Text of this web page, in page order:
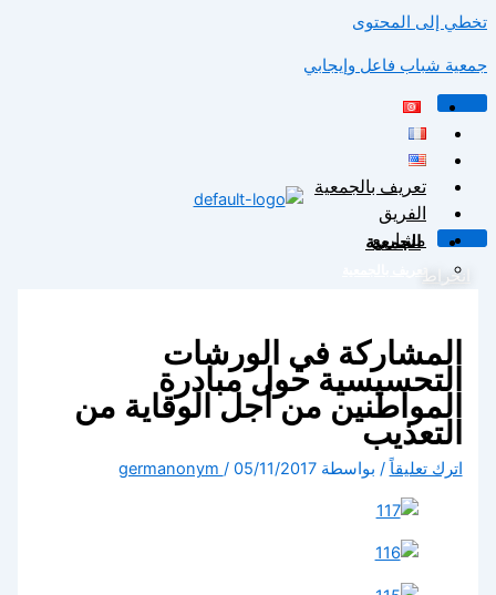
تخطي إلى المحتوى
جمعية شباب فاعل وإيجابي
تعريف بالجمعية
الفريق
مشاريع
الجمعية
المقالات
إتصل بنا
X
انخراط
المشاركة في الورشات
التحسيسية حول مبادرة
المواطنين من أجل الوقاية من
التعذيب
اترك تعليقاً / بواسطة germanonym / 05/11/2017